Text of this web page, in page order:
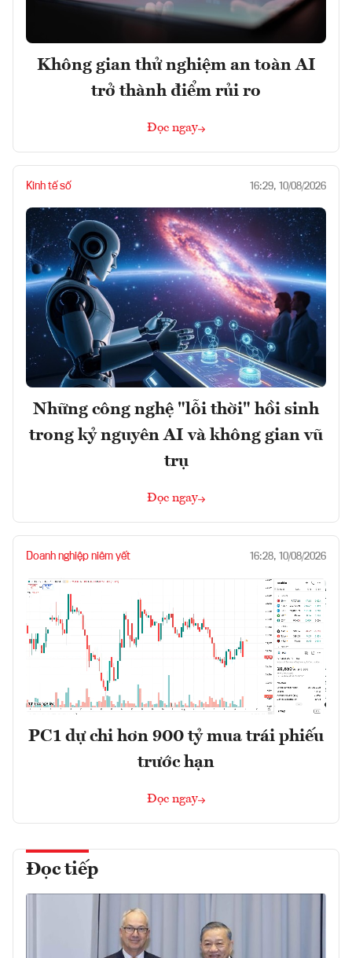
Không gian thử nghiệm an toàn AI
trở thành điểm rủi ro
Đọc ngay
Kinh tế số 16:29, 10/08/2026
Những công nghệ "lỗi thời" hồi sinh
trong kỷ nguyên AI và không gian vũ
trụ
Đọc ngay
Doanh nghiệp niêm yết 16:28, 10/08/2026
PC1 dự chi hơn 900 tỷ mua trái phiếu
trước hạn
Đọc ngay
Đọc tiếp